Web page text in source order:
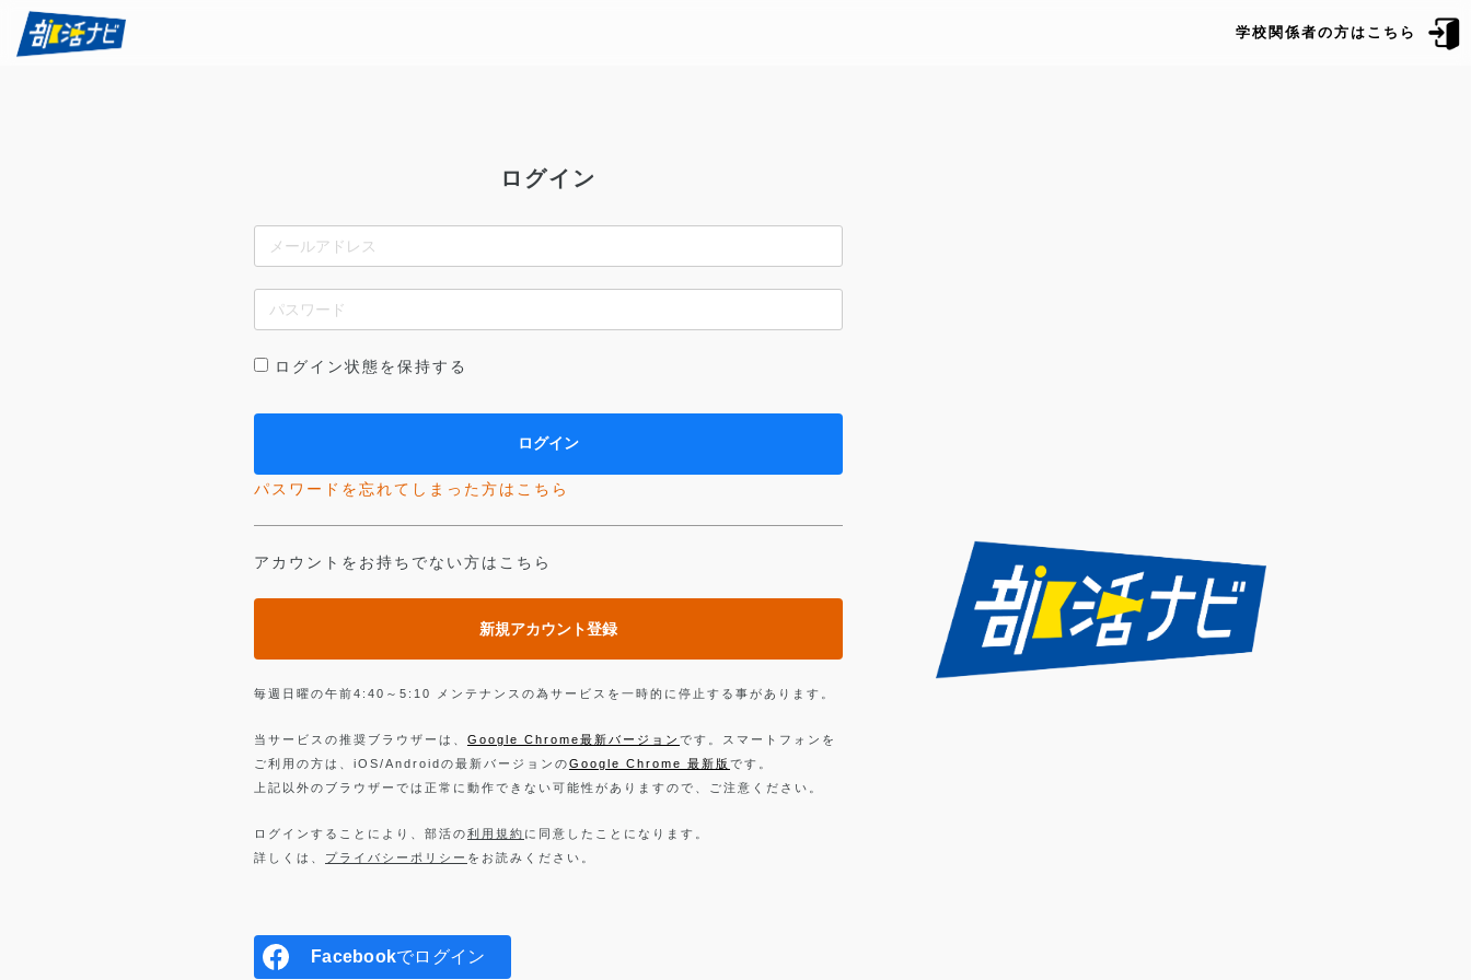
学校関係者の方はこちら
ログイン
ログイン状態を保持する
パスワードを忘れてしまった方はこちら
アカウントをお持ちでない方はこちら
新規アカウント登録
毎週日曜の午前4:40～5:10 メンテナンスの為サービスを一時的に停止する事があります。
当サービスの推奨ブラウザーは、 Google Chrome最新バージョン です。スマートフォンを
ご利用の方は、iOS/Androidの最新バージョンのGoogle Chrome 最新版 です。
上記以外のブラウザーでは正常に動作できない可能性がありますので、ご注意ください。
ログインすることにより、部活の利用規約 に同意したことになります。
詳しくは、 プライバシーポリシー をお読みください。
Facebookでログイン